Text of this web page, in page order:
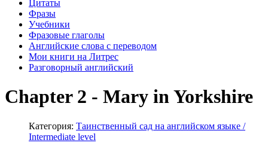
Цитаты
Фразы
Учебники
Фразовые глаголы
Английские слова с переводом
Мои книги на Литрес
Разговорный английский
Chapter 2 - Mary in Yorkshire
Категория: Таинственный сад на английском языке /
Intermediate level